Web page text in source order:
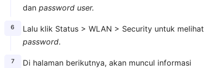
dan password user.
Lalu klik Status > WLAN > Security untuk melihat
password.
Di halaman berikutnya, akan muncul informasi